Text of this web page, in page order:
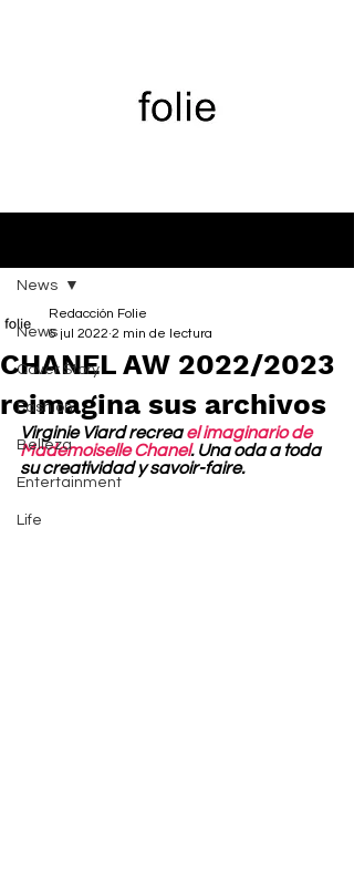
News
Cover Story
Fashion
Belleza
Entertainment
Life
News
CHANEL AW 2022/2023
reimagina sus archivos
Redacción Folie
6 jul 2022 2 min de lectura
Virginie Viard recrea el imaginario de
Mademoiselle Chanel. Una oda a toda
su creatividad y savoir-faire.